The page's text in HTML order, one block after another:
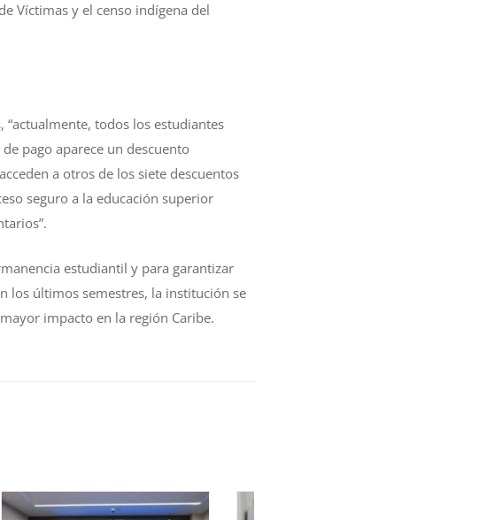
Víctimas y el censo indígena del
todos los estudiantes
pago aparece un descuento
a otros de los siete descuentos
seguro a la educación superior
estudiantil y para garantizar
los últimos semestres, la institución se
impacto en la región Caribe.